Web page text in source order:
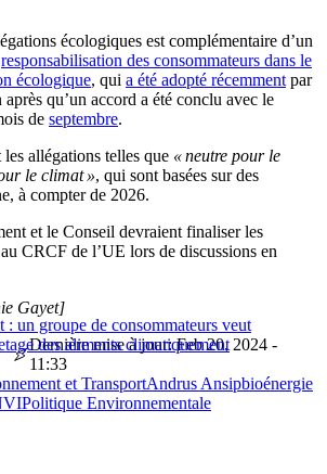
écologiques est complémentaire d’un
responsabilisation des consommateurs dans le
écologique, qui a été adopté récemment par
qu’un accord a été conclu avec le
de septembre.
allégations telles que « neutre pour le
le climat », qui sont basées sur des
à compter de 2026.
et le Conseil devraient finaliser les
CRCF de l’UE lors de discussions en
: un groupe de consommateurs veut
des aliments climatiquement
Gayet]
Dernière mise à jour: Feb 20, 2024 -
11:33
et TransportAndrus Ansipbioénergie
Politique Environnementale